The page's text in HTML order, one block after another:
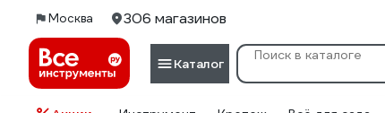
Москва 306 магазинов
Каталог